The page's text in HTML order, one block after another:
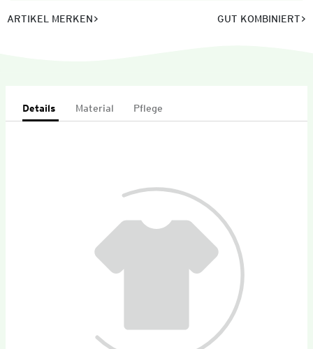
ARTIKEL MERKEN GUT KOMBINIERT
Details Material Pflege